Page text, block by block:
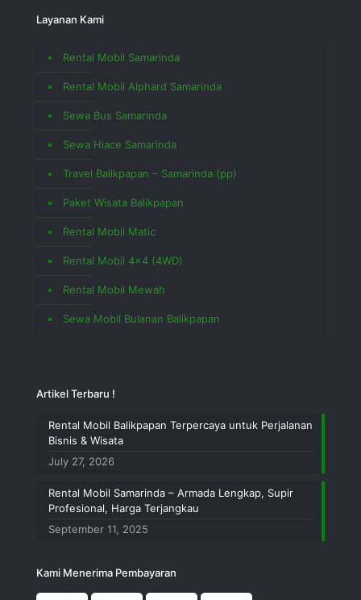
Layanan Kami
Rental Mobil Samarinda
Rental Mobil Alphard Samarinda
Sewa Bus Samarinda
Sewa Hiace Samarinda
Travel Balikpapan – Samarinda (pp)
Paket Wisata Balikpapan
Rental Mobil Matic
Rental Mobil 4×4 (4WD)
Rental Mobil Mewah
Sewa Mobil Bulanan Balikpapan
Artikel Terbaru !
Rental Mobil Balikpapan Terpercaya untuk Perjalanan
Bisnis & Wisata
July 27, 2026
Rental Mobil Samarinda – Armada Lengkap, Supir
Profesional, Harga Terjangkau
September 11, 2025
Kami Menerima Pembayaran